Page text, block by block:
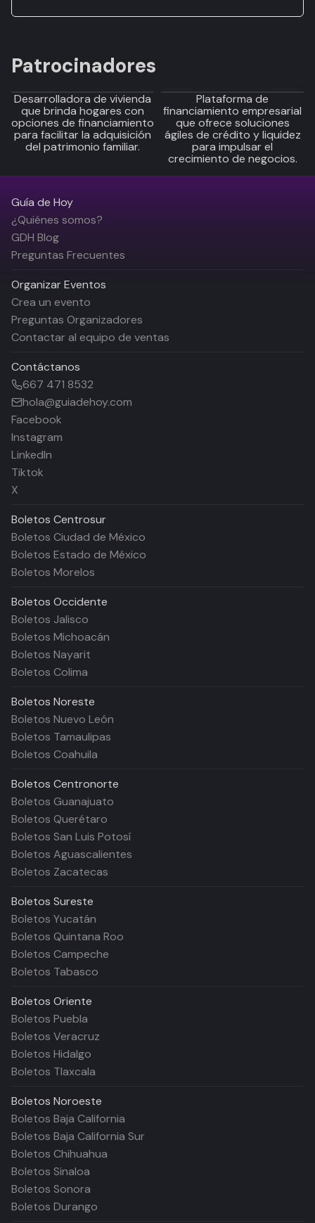
Patrocinadores
Desarrolladora de vivienda
que brinda hogares con
opciones de financiamiento
para facilitar la adquisición
del patrimonio familiar.
Plataforma de
financiamiento empresarial
que ofrece soluciones
ágiles de crédito y liquidez
para impulsar el
crecimiento de negocios.
Guía de Hoy
¿Quiénes somos?
GDH Blog
Preguntas Frecuentes
Organizar Eventos
Crea un evento
Preguntas Organizadores
Contactar al equipo de ventas
Contáctanos
667 471 8532
hola@guiadehoy.com
Facebook
Instagram
LinkedIn
Tiktok
X
Boletos Centrosur
Boletos Ciudad de México
Boletos Estado de México
Boletos Morelos
Boletos Occidente
Boletos Jalisco
Boletos Michoacán
Boletos Nayarit
Boletos Colima
Boletos Noreste
Boletos Nuevo León
Boletos Tamaulipas
Boletos Coahuila
Boletos Centronorte
Boletos Guanajuato
Boletos Querétaro
Boletos San Luis Potosí
Boletos Aguascalientes
Boletos Zacatecas
Boletos Sureste
Boletos Yucatán
Boletos Quintana Roo
Boletos Campeche
Boletos Tabasco
Boletos Oriente
Boletos Puebla
Boletos Veracruz
Boletos Hidalgo
Boletos Tlaxcala
Boletos Noroeste
Boletos Baja California
Boletos Baja California Sur
Boletos Chihuahua
Boletos Sinaloa
Boletos Sonora
Boletos Durango